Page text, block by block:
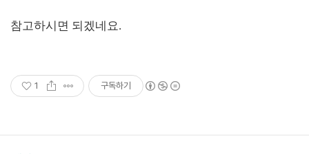
참고하시면 되겠네요.
1 구독하기